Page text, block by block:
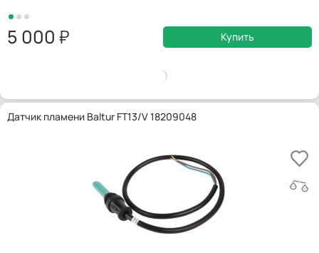
5 000 Купить
Датчик пламени Baltur FT13/V 18209048